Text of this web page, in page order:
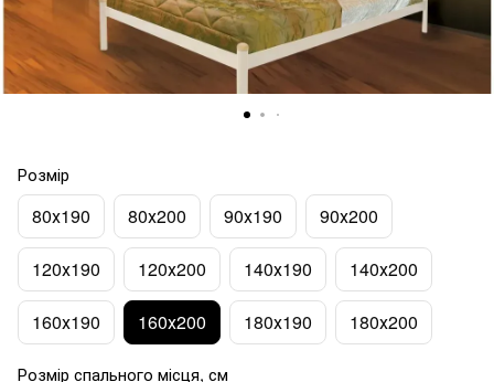
Розмір
80х190 80х200 90х190 90х200
120х190 120х200 140х190 140х200
160х190 160х200 180х190 180х200
Розмір спального місця, см